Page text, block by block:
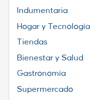
Indumentaria
Hogar y Tecnología
Tiendas
Bienestar y Salud
Gastronomía
Supermercado